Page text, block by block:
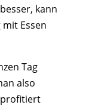
kann
Essen
Tag
also